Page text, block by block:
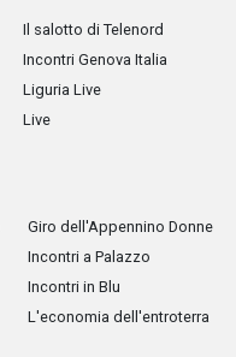
Il salotto di Telenord
Incontri Genova Italia
Liguria Live
Live
Giro dell'Appennino Donne
Incontri a Palazzo
Incontri in Blu
L'economia dell'entroterra